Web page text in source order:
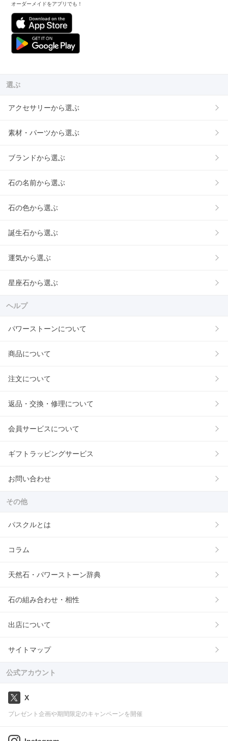
オーダーメイドをアプリでも！
選ぶ
アクセサリーから選ぶ
素材・パーツから選ぶ
ブランドから選ぶ
石の名前から選ぶ
石の色から選ぶ
誕生石から選ぶ
運気から選ぶ
星座石から選ぶ
ヘルプ
パワーストーンについて
商品について
注文について
返品・交換・修理について
会員サービスについて
ギフトラッピングサービス
お問い合わせ
その他
パスクルとは
コラム
天然石・パワーストーン辞典
石の組み合わせ・相性
出店について
サイトマップ
公式アカウント
X
プレゼント企画や期間限定のキャンペーンを開催